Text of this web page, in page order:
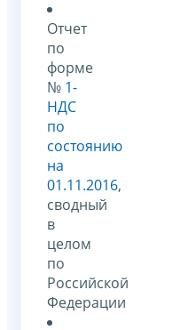
Отчет
по
форме
№ 1-
НДС
по
состоянию
на
01.11.2016,
сводный
в
целом
по
Российской
Федерации